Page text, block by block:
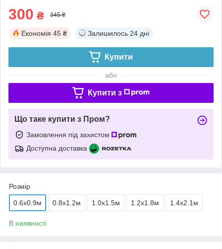
300 ₴ 345 ₴
Економія 45 ₴ Залишилось 24 дні
Купити
або
Купити з
Що таке купити з Пром?
Замовлення під захистом
Доступна доставка
Розмір
0.6x0.9м 0.8x1.2м 1.0x1.5м 1.2x1.8м 1.4x2.1м
В наявності